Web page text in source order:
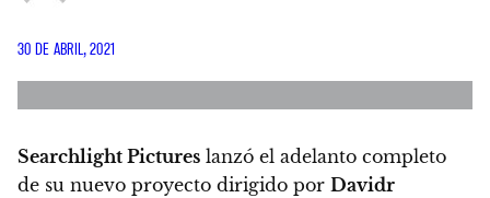
30 DE ABRIL, 2021
Searchlight Pictures lanzó el adelanto completo
de su nuevo proyecto dirigido por Davidr